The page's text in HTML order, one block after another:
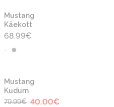
Mustang
Käekott
68.99€
-
-50%
Mustang
Kudum
79.99€ 40.00€